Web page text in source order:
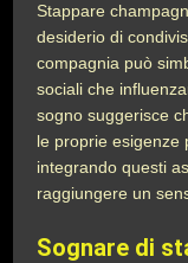
Stappare
desiderio di
compagnia può
sociali che
sogno suggerisce
le proprie esigenze
integrando questi
raggiungere un
Sognare di